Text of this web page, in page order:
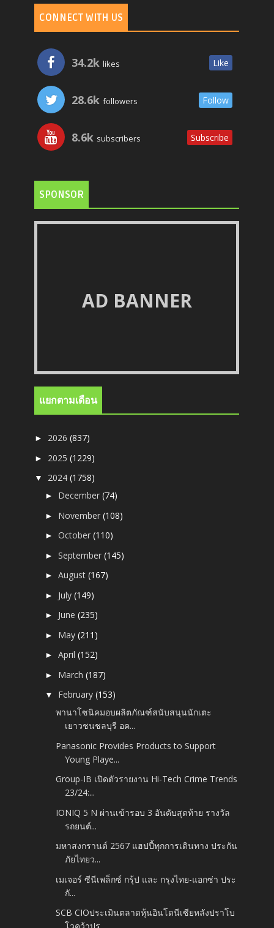
CONNECT WITH US
34.2k likes Like
28.6k followers Follow
8.6k subscribers Subscribe
SPONSOR
AD BANNER
แยกตามเดือน
► 2026(837)
► 2025(1229)
▼ 2024(1758)
► December(74)
► November(108)
►October(110)
►September(145)
►August(167)
► July(149)
► June(235)
► May(211)
►April(152)
► March(187)
▼ February(153)
พานาโซนิคมอบผลิตภัณฑ์สนับสนุนนักเตะ
เยาวชนชลบุรี อค...
Panasonic Provides Products to Support
Young Playe...
Group-IB เปิดตัวรายงาน Hi-Tech Crime Trends
23/24:...
IONIQ 5 N ผ่านเข้ารอบ 3 อันดับสุดท้าย รางวัล
รถยนต์...
มหาสงกรานต์ 2567 แฮปปี้ทุกการเดินทาง ประกัน
ภัยไทยว...
เมเจอร์ ซีนีเพล็กซ์ กรุ้ป และ กรุงไทย-แอกซ่า ประ
กั...
SCB CIOประเมินตลาดหุ้นอินโดนีเซียหลังปราโบ